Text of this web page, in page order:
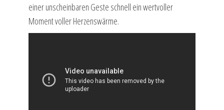
einer unscheinbaren Geste schnell ein wertvoller
Moment voller Herzenswärme.